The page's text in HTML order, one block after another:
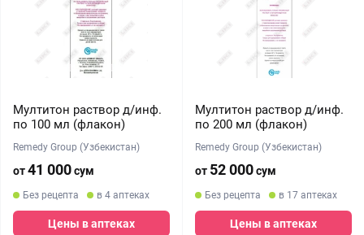
Мултитон раствор д/инф.
по 100 мл (флакон)
Remedy Group (Узбекистан)
от41 000сум
Без рецепта в 4 аптеках
Цены в аптеках
Мултитон раствор д/инф.
по 200 мл (флакон)
Remedy Group (Узбекистан)
от 52 000сум
Без рецепта в 17 аптеках
Цены в аптеках